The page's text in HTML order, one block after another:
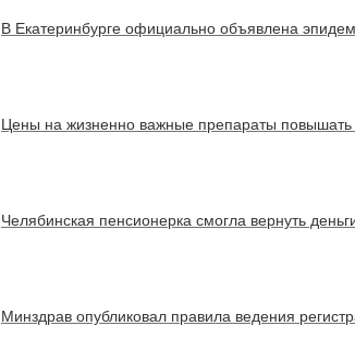
В Екатеринбурге официально объявлена
Цены на жизненно важные препараты повышать
Челябинская пенсионерка смогла вернуть
Минздрав опубликовал правила ведения